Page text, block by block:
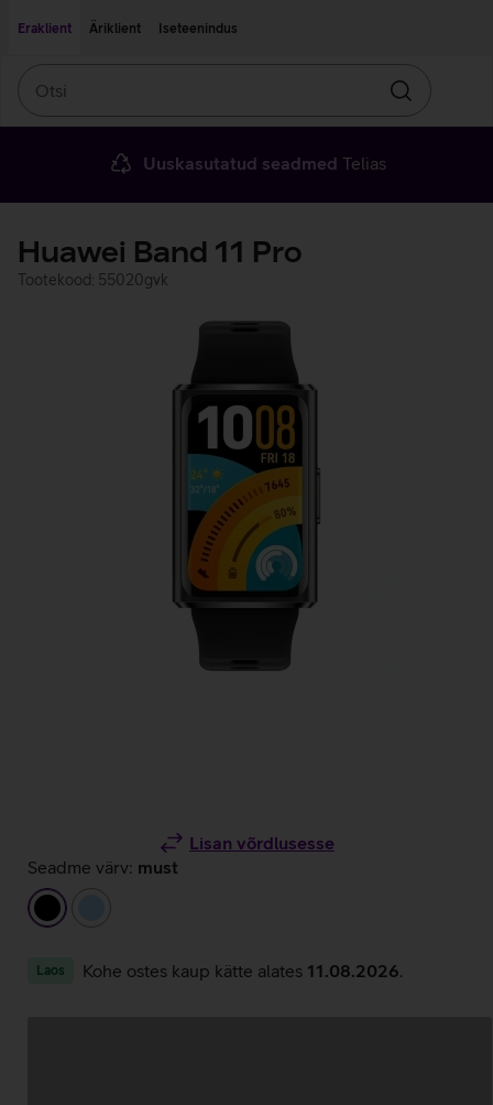
Eraklient
Äriklient Iseteenindus
Otsin
Uuskasutatud seadmed Telias
Huawei Band 11 Pro
Tootekood: 55020gvk
Lisan võrdlusesse
Seadme värv: must
must
Laos Kohe ostes kaup kätte alates 11.08.2026